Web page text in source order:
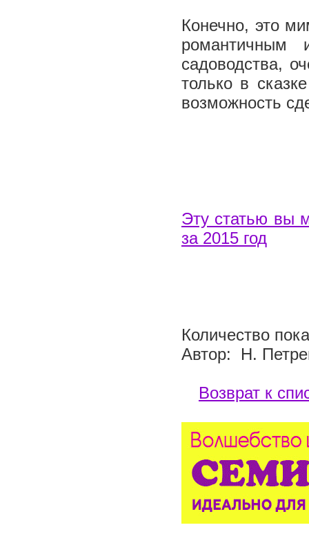
Конечно, это
романтичным
садоводства,
только в
возможность
Эту статью вы
за 2015 год
Количество
Автор: Н.
Возврат к